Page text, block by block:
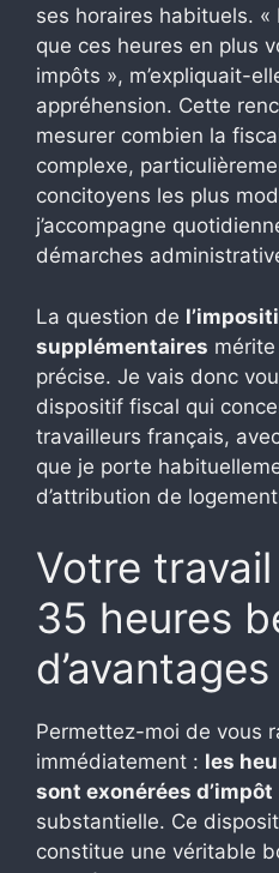
ses horaires habituels.
que ces heures en plus
impôts », m’expliquait-
appréhension. Cette
mesurer combien la
complexe,
concitoyens les plus
j’accompagne
démarches
La question de
supplémentaires
précise. Je vais donc
dispositif fiscal qui
travailleurs français,
que je porte
d’attribution de
Votre
35 heures
Permettez-moi de vous
immédiatement : les
sont exonérées d’impôt
substantielle. Ce
constitue une véritable